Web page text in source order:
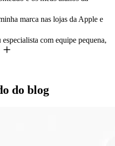
marca nas lojas da Apple e
com equipe pequena,
do blog